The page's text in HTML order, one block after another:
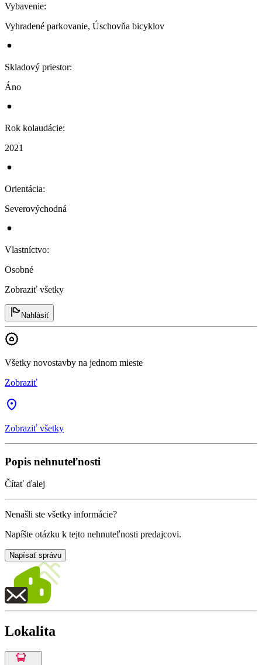
Vybavenie:
Vyhradené parkovanie, Úschovňa bicyklov
Skladový priestor:
Áno
Rok kolaudácie:
2021
Orientácia:
Severovýchodná
Vlastníctvo:
Osobné
Zobraziť všetky
Nahlásiť
Všetky novostavby na jednom mieste
Zobraziť
Zobraziť všetky
Popis nehnuteľnosti
Čítať ďalej
Nenašli ste všetky informácie?
Napíšte otázku k tejto nehnuteľnosti predajcovi.
Napísať správu
Lokalita